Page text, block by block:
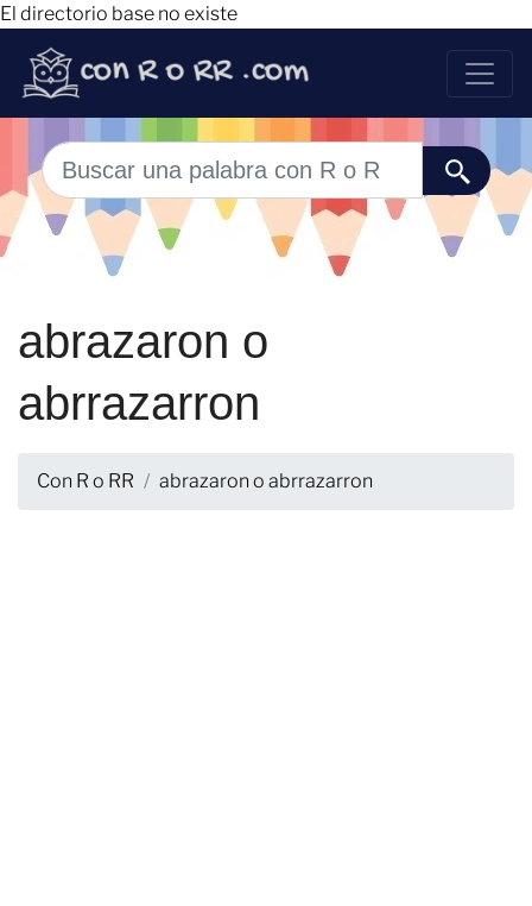
El directorio base no existe
abrazaron o
abrrazarron
Con R o RR abrazaron o abrrazarron